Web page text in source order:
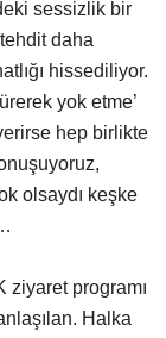
sessizlik bir
daha
hissediliyor.
yok etme’
hep birlikte
olsaydı keşke
ziyaret programı
Halka